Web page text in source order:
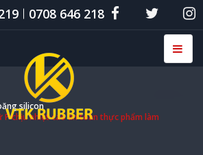
0708 646 218
silicon
P chịu nhiệt cao an toàn thực phẩm làm